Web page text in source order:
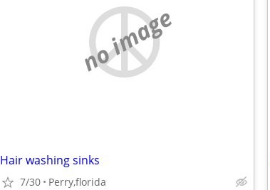
no image
Hair washing sinks
7/30 Perry,florida